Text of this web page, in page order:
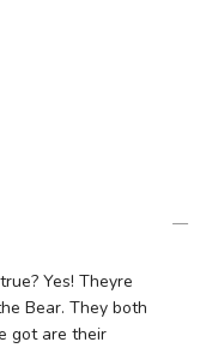
Yes! Theyre
Bear. They both
got are their